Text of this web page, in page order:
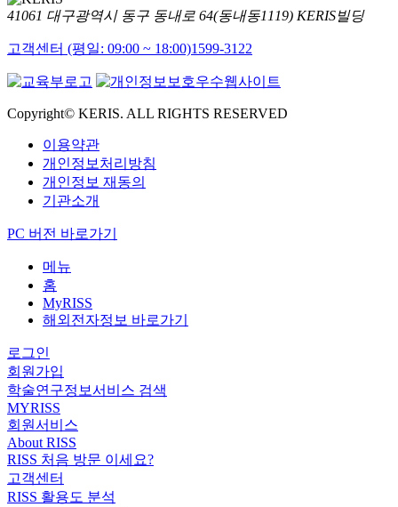
41061 대구광역시 동구 동내로 64(동내동1119) KERIS빌딩
고객센터 (평일: 09:00 ~ 18:00)1599-3122
Copyright© KERIS. ALL RIGHTS RESERVED
이용약관
개인정보처리방침
개인정보 재동의
기관소개
PC 버전 바로가기
메뉴
홈
MyRISS
해외전자정보 바로가기
로그인
회원가입
학술연구정보서비스 검색
MYRISS
회원서비스
About RISS
RISS 처음 방문 이세요?
고객센터
RISS 활용도 분석